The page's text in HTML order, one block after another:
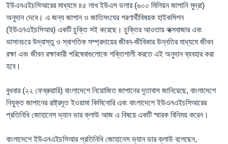
অন্য ভাষায় ওয়েব সাইট
ইউএনএইচসিআরের মাধ্যমে ৪৫ লাখ ইউএস ডলার (৬০০ মিলিয়ন জাপানি মুদ্রা)
অনুদান দেবে। এ জন্য জাপান ও জাতিসংঘের শরণার্থীবিষয়ক হাইকমিশন
(ইউএনএইচসিআর) একটি চুক্তি সই করেছে। চুক্তির আওতায় কক্সবাজার এবং
ভাসানচরে উদ্বাস্তু ও স্বাগতিক সম্প্রদায়ের জীবন-জীবিকার উন্নতির মাধ্যমে জীবন
রক্ষা এবং জীবন রক্ষাকারী পরিষেবাগুলোকে শক্তিশালী করতে এই অনুদান ব্যবহার করা
হবে।
বুধবার (২২ ফেব্রুয়ারি) বাংলাদেশে নিয়োজিত জাপানের দূতাবাস জানিয়েছে, বাংলাদেশে
নিযুক্ত জাপানের রাষ্ট্রদূত ইওয়ামা কিমিনোরি এবং বাংলাদেশে ইউএনএইচসিআরের
প্রতিনিধি জোহানেস ভ্যান ডার ক্লাউ আজ এ বিষয়ে একটি স্মারক বিনিময় করেন।
বাংলাদেশে ইউএনএইচসিআর প্রতিনিধি জোহানেস ভ্যান ডার ক্লাউ বলেছেন,